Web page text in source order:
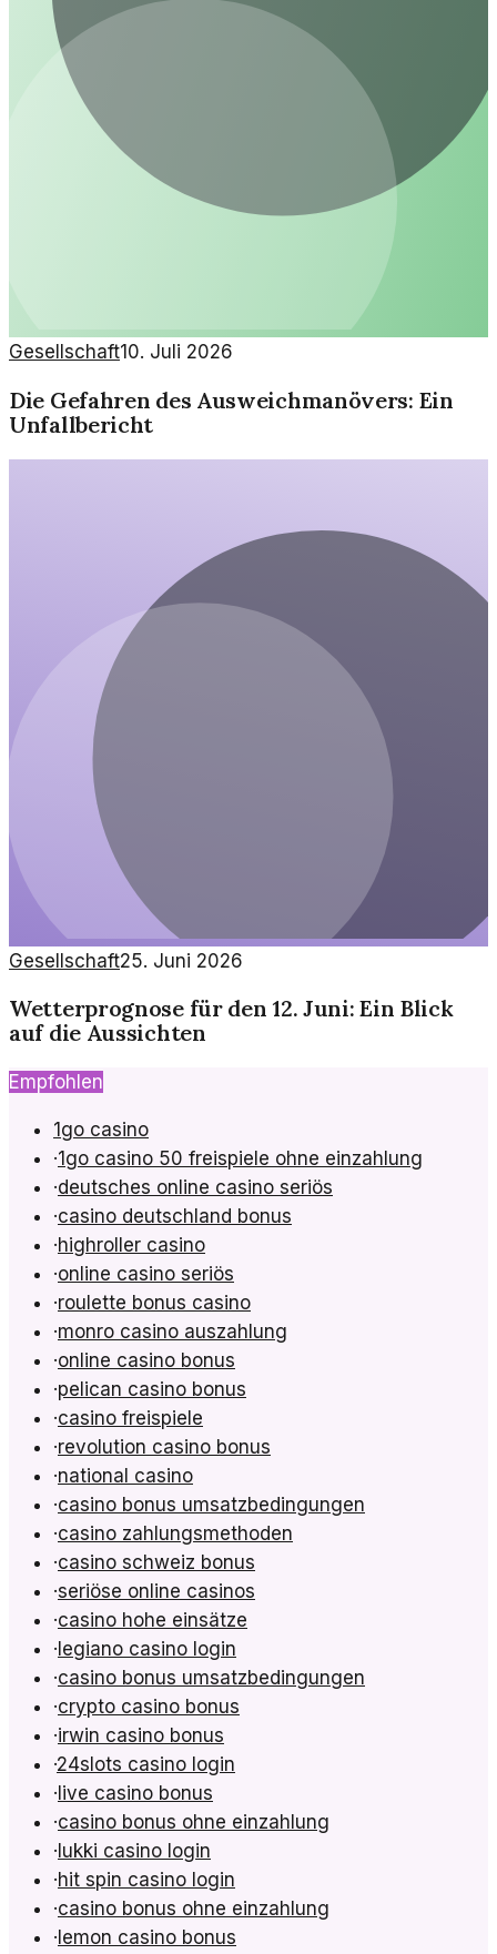
Gesellschaft10. Juli 2026
Die Gefahren des Ausweichmanövers: Ein
Unfallbericht
Gesellschaft25. Juni 2026
Wetterprognose für den 12. Juni: Ein Blick
auf die Aussichten
Empfohlen
1go casino
·1go casino 50 freispiele ohne einzahlung
·deutsches online casino seriös
·casino deutschland bonus
·highroller casino
·online casino seriös
·roulette bonus casino
·monro casino auszahlung
·online casino bonus
·pelican casino bonus
·casino freispiele
·revolution casino bonus
·national casino
·casino bonus umsatzbedingungen
·casino zahlungsmethoden
·casino schweiz bonus
·seriöse online casinos
·casino hohe einsätze
· legiano casino login
·casino bonus umsatzbedingungen
·crypto casino bonus
·irwin casino bonus
·24slots casino login
· live casino bonus
·casino bonus ohne einzahlung
· lukki casino login
·hit spin casino login
·casino bonus ohne einzahlung
· lemon casino bonus